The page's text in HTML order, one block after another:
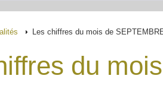
Les chiffres du mois de
du